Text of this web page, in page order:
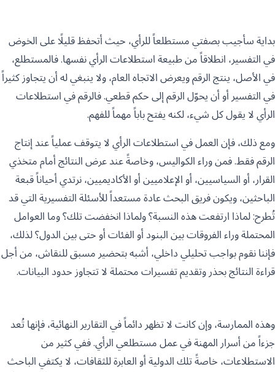
بداية سأجيب بصفتي مستطلعاً للرأي، حيث أتحفظ قليلًا على الخوض
في التفسير، انطلاقاً من طبيعة استطلاعات الرأي نفسها. فالمستطلع،
في الأصل، ينتج الرقم ويعرض الاتجاه العام، ولا ينبغي له أن يتجاوز كثيراً
في التفسير أو أن يحوّل الرقم إلى حكم قطعي. فالرقم في استطلاعات
الرأي لا يقول كل شيء، لكنه يفتح باباً مهماً للفهم.
ومع ذلك، فإن العمل في استطلاعات الرأي لا يتوقف عملياً عند إنتاج
الرقم فقط. فمن وراء الكواليس، وخاصةً عند عرض النتائج أمام متخذي
القرار، أو السياسيين، أو الإعلاميين أو الأكاديميين، نرتدي أحياناً قبعة
الباحثين، ويكون فريق البحث عادة مستعداً للأسئلة التفسيرية التي قد
تُطرح: لماذا ارتفعت هذه النسبة؟ ولماذا انخفضت تلك؟ وما العوامل
المحتملة وراء الفروقات بين البنود أو الفئات أو حتى بين الدول؟ لذلك،
فإننا نقوم بواجب تحليلي داخلي، أشبه بتحضير مسبق للنقاش، من أجل
قراءة النتائج بحذر وتقديم تفسيرات محتملة لا تتجاوز حدود البيانات.
وهذه الممارسة، وإن كانت لا تظهر دائماً في التقارير النهائية، فإنها تُعد
جزءاً من أسرار المهنة في عمل مستطلعي الرأي. ففي كثير من
الاستطلاعات، خاصةً تلك الدولية أو العابرة للثقافات، لا يكتفي الباحث